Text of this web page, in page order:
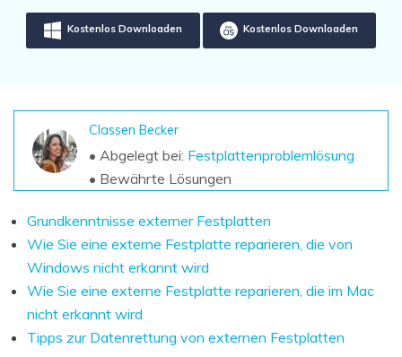
Kostenlos Testen
Weitere Produkte
Repairit - Datenreparatur
UBackit - Datensicherung
ALLE FUNKTIONEN ENTDECKEN
Kostenlos Downloaden Kostenlos Downloaden
Classen Becker
• Abgelegt bei: Festplattenproblemlösung
• Bewährte Lösungen
Grundkenntnisse externer Festplatten
Wie Sie eine externe Festplatte reparieren, die von
Windows nicht erkannt wird
Wie Sie eine externe Festplatte reparieren, die im Mac
nicht erkannt wird
Tipps zur Datenrettung von externen Festplatten